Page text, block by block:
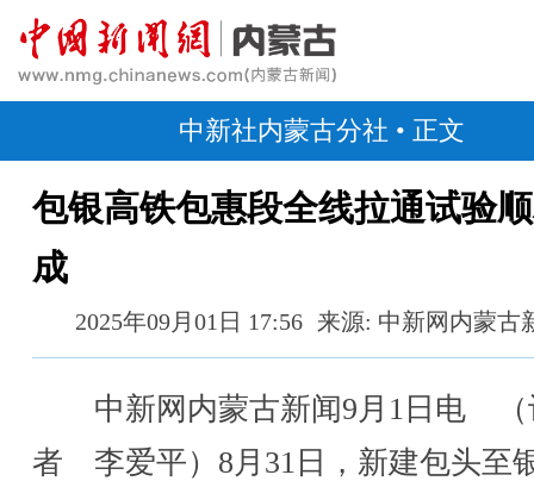
中新社内蒙古分社 • 正文
包银高铁包惠段全线拉通试验
成
2025年09月01日 17:56 来源: 中新网内蒙古
中新网内蒙古新闻9月1日电 （
者 李爱平）8月31日，新建包头至